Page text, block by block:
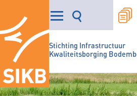
Stichting Infrastructuur
Kwaliteitsborging